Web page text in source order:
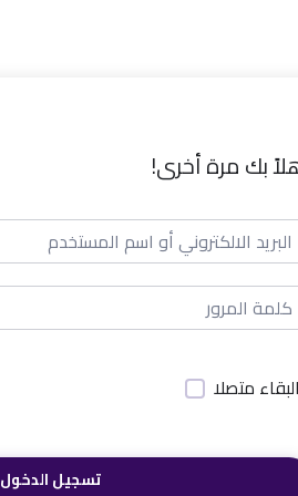
بك مرة أخرى!
متصلا
تسجيل الدخول